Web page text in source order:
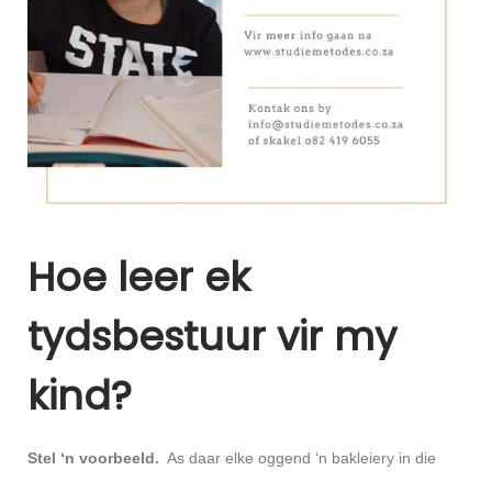
Hoe leer ek
tydsbestuur vir my
kind?
Stel ‘n voorbeeld. As daar elke oggend ‘n bakleiery in die